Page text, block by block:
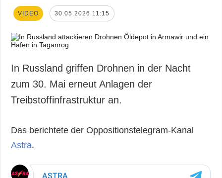
VIDEO 30.05.2026 11:15
In Russland griffen Drohnen in der Nacht
zum 30. Mai erneut Anlagen der
Treibstoffinfrastruktur an.
Das berichtete der Oppositionstelegram-Kanal
Astra.